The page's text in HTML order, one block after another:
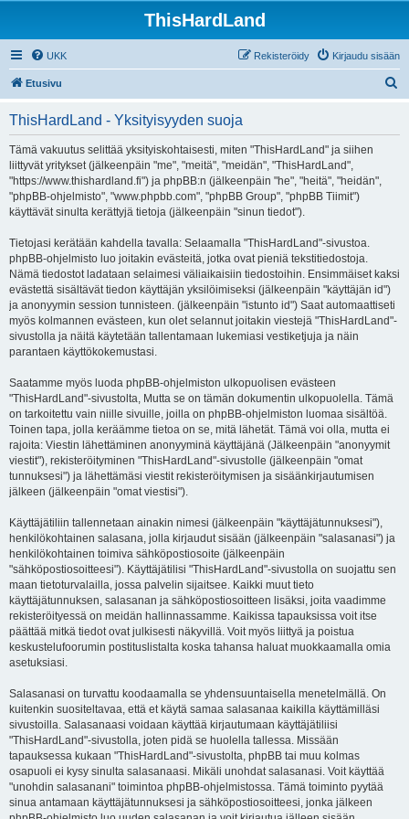
ThisHardLand
UKK Kirjaudu sisään
Rekisteröidy
Etusivu
ThisHardLand - Yksityisyyden suoja
Tämä vakuutus selittää yksityiskohtaisesti, miten "ThisHardLand" ja siihen
liittyvät yritykset (jälkeenpäin "me", "meitä", "meidän", "ThisHardLand",
"https://www.thishardland.fi") ja phpBB:n (jälkeenpäin "he", "heitä", "heidän",
"phpBB-ohjelmisto", "www.phpbb.com", "phpBB Group", "phpBB Tiimit")
käyttävät sinulta kerättyjä tietoja (jälkeenpäin "sinun tiedot").
Tietojasi kerätään kahdella tavalla: Selaamalla "ThisHardLand"-sivustoa.
phpBB-ohjelmisto luo joitakin evästeitä, jotka ovat pieniä tekstitiedostoja.
Nämä tiedostot ladataan selaimesi väliaikaisiin tiedostoihin. Ensimmäiset kaksi
evästettä sisältävät tiedon käyttäjän yksilöimiseksi (jälkeenpäin "käyttäjän id")
ja anonyymin session tunnisteen. (jälkeenpäin "istunto id") Saat automaattiseti
myös kolmannen evästeen, kun olet selannut joitakin viestejä "ThisHardLand"-
sivustolla ja näitä käytetään tallentamaan lukemiasi vestiketjuja ja näin
parantaen käyttökokemustasi.
Saatamme myös luoda phpBB-ohjelmiston ulkopuolisen evästeen
"ThisHardLand"-sivustolta, Mutta se on tämän dokumentin ulkopuolella. Tämä
on tarkoitettu vain niille sivuille, joilla on phpBB-ohjelmiston luomaa sisältöä.
Toinen tapa, jolla keräämme tietoa on se, mitä lähetät. Tämä voi olla, mutta ei
rajoita: Viestin lähettäminen anonyyminä käyttäjänä (Jälkeenpäin "anonyymit
viestit"), rekisteröityminen "ThisHardLand"-sivustolle (jälkeenpäin "omat
tunnuksesi") ja lähettämäsi viestit rekisteröitymisen ja sisäänkirjautumisen
jälkeen (jälkeenpäin "omat viestisi").
Käyttäjätiliin tallennetaan ainakin nimesi (jälkeenpäin "käyttäjätunnuksesi"),
henkilökohtainen salasana, jolla kirjaudut sisään (jälkeenpäin "salasanasi") ja
henkilökohtainen toimiva sähköpostiosoite (jälkeenpäin
"sähköpostiosoitteesi"). Käyttäjätilisi "ThisHardLand"-sivustolla on suojattu sen
maan tietoturvalailla, jossa palvelin sijaitsee. Kaikki muut tieto
käyttäjätunnuksen, salasanan ja sähköpostiosoitteen lisäksi, joita vaadimme
rekisteröityessä on meidän hallinnassamme. Kaikissa tapauksissa voit itse
päättää mitkä tiedot ovat julkisesti näkyvillä. Voit myös liittyä ja poistua
keskustelufoorumin postituslistalta koska tahansa haluat muokkaamalla omia
asetuksiasi.
Salasanasi on turvattu koodaamalla se yhdensuuntaisella menetelmällä. On
kuitenkin suositeltavaa, että et käytä samaa salasanaa kaikilla käyttämilläsi
sivustoilla. Salasanaasi voidaan käyttää kirjautumaan käyttäjätiliisi
"ThisHardLand"-sivustolla, joten pidä se huolella tallessa. Missään
tapauksessa kukaan "ThisHardLand"-sivustolta, phpBB tai muu kolmas
osapuoli ei kysy sinulta salasanaasi. Mikäli unohdat salasanasi. Voit käyttää
"unohdin salasanani" toimintoa phpBB-ohjelmistossa. Tämä toiminto pyytää
sinua antamaan käyttäjätunnuksesi ja sähköpostiosoitteesi, jonka jälkeen